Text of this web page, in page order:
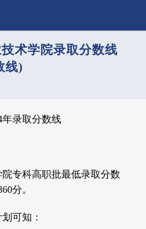
术学院录取分数线
线)
年录取分数线
专科高职批最低录取分数
分。
可知：